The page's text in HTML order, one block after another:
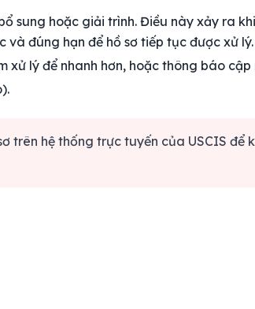
sung hoặc giải trình. Điều này xảy ra
và đúng hạn để hồ sơ tiếp tục được xử lý.
lý để nhanh hơn, hoặc thông báo
trên hệ thống trực tuyến của USCIS để